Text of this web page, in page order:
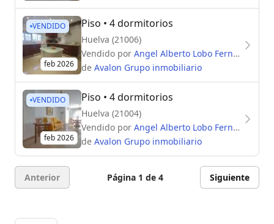
VENDIDO
feb 2026
Piso • 4 dormitorios
Huelva (21006)
Vendido por Angel Alberto Lobo Fernandez
de Avalon Grupo inmobiliario
VENDIDO
feb 2026
Piso • 4 dormitorios
Huelva (21004)
Vendido por Angel Alberto Lobo Fernandez
de Avalon Grupo inmobiliario
Anterior Página 1 de 4 Siguiente